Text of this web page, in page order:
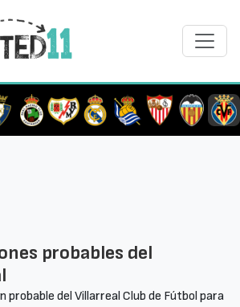
probables del
probable del Villarreal Club de Fútbol para